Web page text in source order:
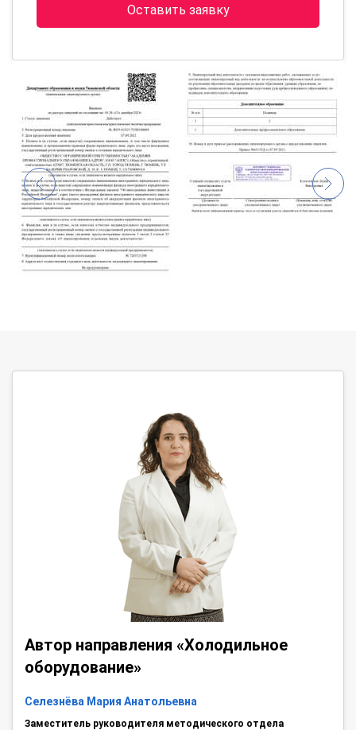
Оставить заявку
Автор направления «Холодильное
оборудование»
Селезнёва Мария Анатольевна
Заместитель руководителя методического отдела